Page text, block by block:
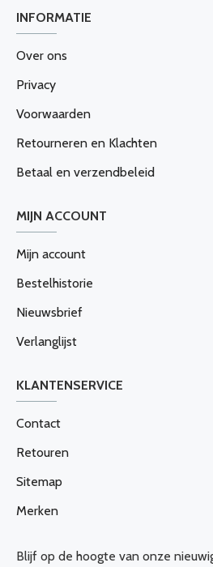
INFORMATIE
Over ons
Privacy
Voorwaarden
Retourneren en Klachten
Betaal en verzendbeleid
MIJN ACCOUNT
Mijn account
Bestelhistorie
Nieuwsbrief
Verlanglijst
KLANTENSERVICE
Contact
Retouren
Sitemap
Merken
Blijf op de hoogte van onze